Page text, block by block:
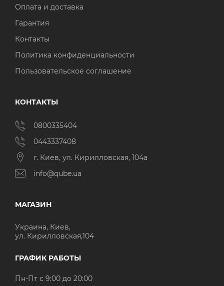
Оплата и доставка
Гарантия
Контакты
Политика конфиденциальности
Пользовательское соглашение
КОНТАКТЫ
0800335404
0443337408
г. Киев, ул. Кирилловская, 104а
info@qube.ua
МАГАЗИН
Украина, Киев,
ул. Кирилловская,104
ГРАФИК РАБОТЫ
Пн-Пт с 9:00 до 20:00